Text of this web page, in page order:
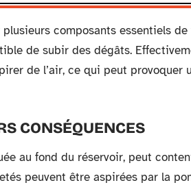
composants essentiels
de subir des dégâts.
de l’air, ce qui peut provoquer
CONSÉQUENCES
au fond du réservoir, peut
peuvent être aspirées par la